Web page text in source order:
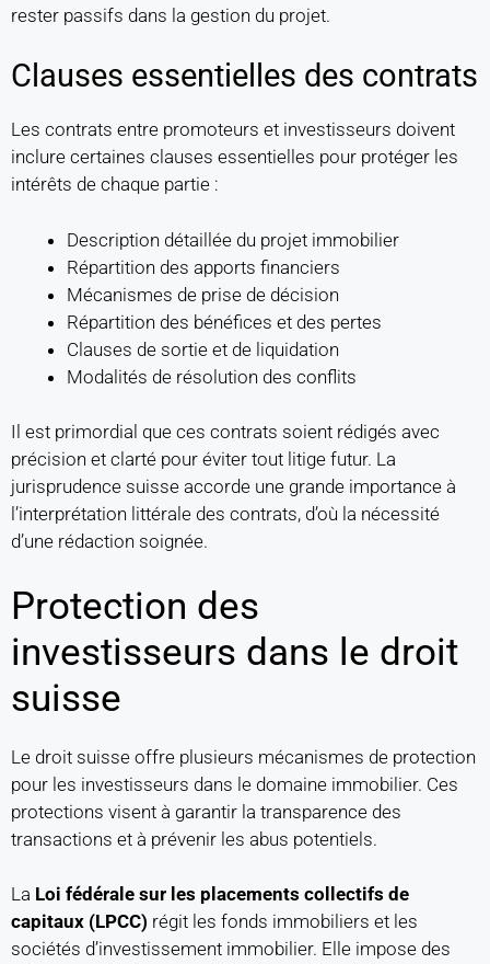
rester passifs dans la gestion du projet.
Clauses essentielles des contrats
Les contrats entre promoteurs et investisseurs doivent
inclure certaines clauses essentielles pour protéger les
intérêts de chaque partie :
Description détaillée du projet immobilier
Répartition des apports financiers
Mécanismes de prise de décision
Répartition des bénéfices et des pertes
Clauses de sortie et de liquidation
Modalités de résolution des conflits
Il est primordial que ces contrats soient rédigés avec
précision et clarté pour éviter tout litige futur. La
jurisprudence suisse accorde une grande importance à
l’interprétation littérale des contrats, d’où la nécessité
d’une rédaction soignée.
Protection des
investisseurs dans le droit
suisse
Le droit suisse offre plusieurs mécanismes de protection
pour les investisseurs dans le domaine immobilier. Ces
protections visent à garantir la transparence des
transactions et à prévenir les abus potentiels.
La Loi fédérale sur les placements collectifs de
capitaux (LPCC) régit les fonds immobiliers et les
sociétés d’investissement immobilier. Elle impose des